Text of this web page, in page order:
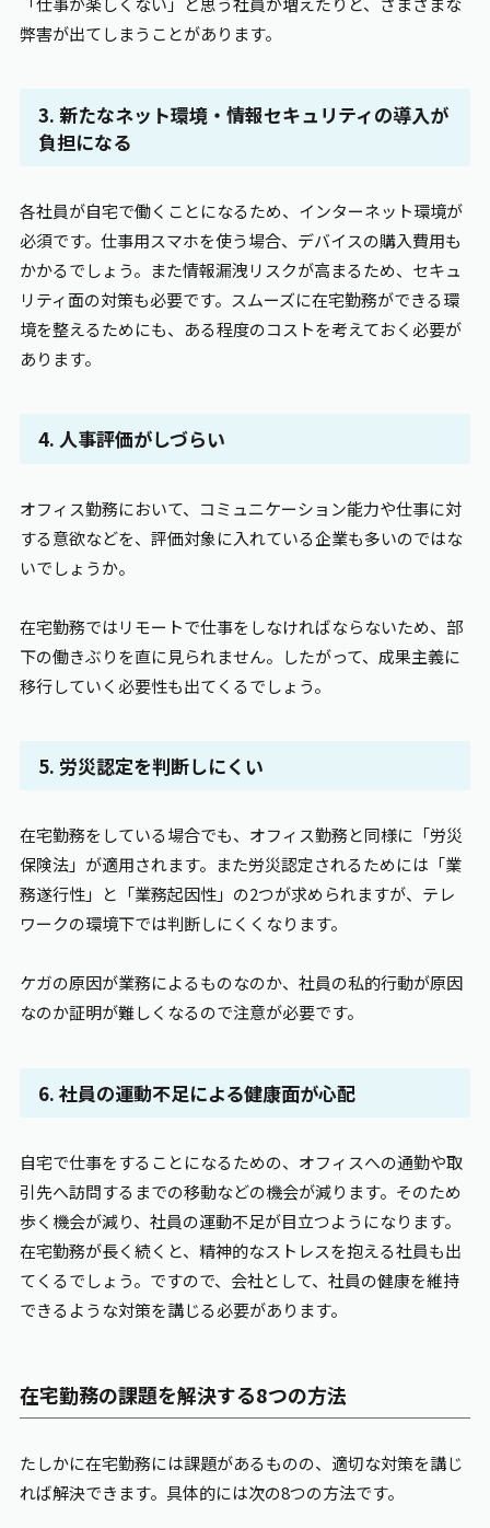
弊害が出てしまうことがあります。
3. 新たなネット環境・情報セキュリティの導入が
負担になる
各社員が自宅で働くことになるため、インターネット環境が
必須です。仕事用スマホを使う場合、デバイスの購入費用も
かかるでしょう。また情報漏洩リスクが高まるため、セキュ
リティ面の対策も必要です。スムーズに在宅勤務ができる環
境を整えるためにも、ある程度のコストを考えておく必要が
あります。
4. 人事評価がしづらい
オフィス勤務において、コミュニケーション能力や仕事に対
する意欲などを、評価対象に入れている企業も多いのではな
いでしょうか。
在宅勤務ではリモートで仕事をしなければならないため、部
下の働きぶりを直に見られません。したがって、成果主義に
移行していく必要性も出てくるでしょう。
5. 労災認定を判断しにくい
在宅勤務をしている場合でも、オフィス勤務と同様に「労災
保険法」が適用されます。また労災認定されるためには「業
務遂行性」と「業務起因性」の2つが求められますが、テレ
ワークの環境下では判断しにくくなります。
ケガの原因が業務によるものなのか、社員の私的行動が原因
なのか証明が難しくなるので注意が必要です。
6. 社員の運動不足による健康面が心配
自宅で仕事をすることになるための、オフィスへの通勤や取
引先へ訪問するまでの移動などの機会が減ります。そのため
歩く機会が減り、社員の運動不足が目立つようになります。
在宅勤務が長く続くと、精神的なストレスを抱える社員も出
てくるでしょう。ですので、会社として、社員の健康を維持
できるような対策を講じる必要があります。
在宅勤務の課題を解決する8つの方法
たしかに在宅勤務には課題があるものの、適切な対策を講じ
れば解決できます。具体的には次の8つの方法です。